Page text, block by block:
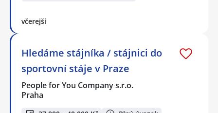
včerejší
Hledáme stájníka / stájnici do
sportovní stáje v Praze
People for You Company s.r.o.
Praha